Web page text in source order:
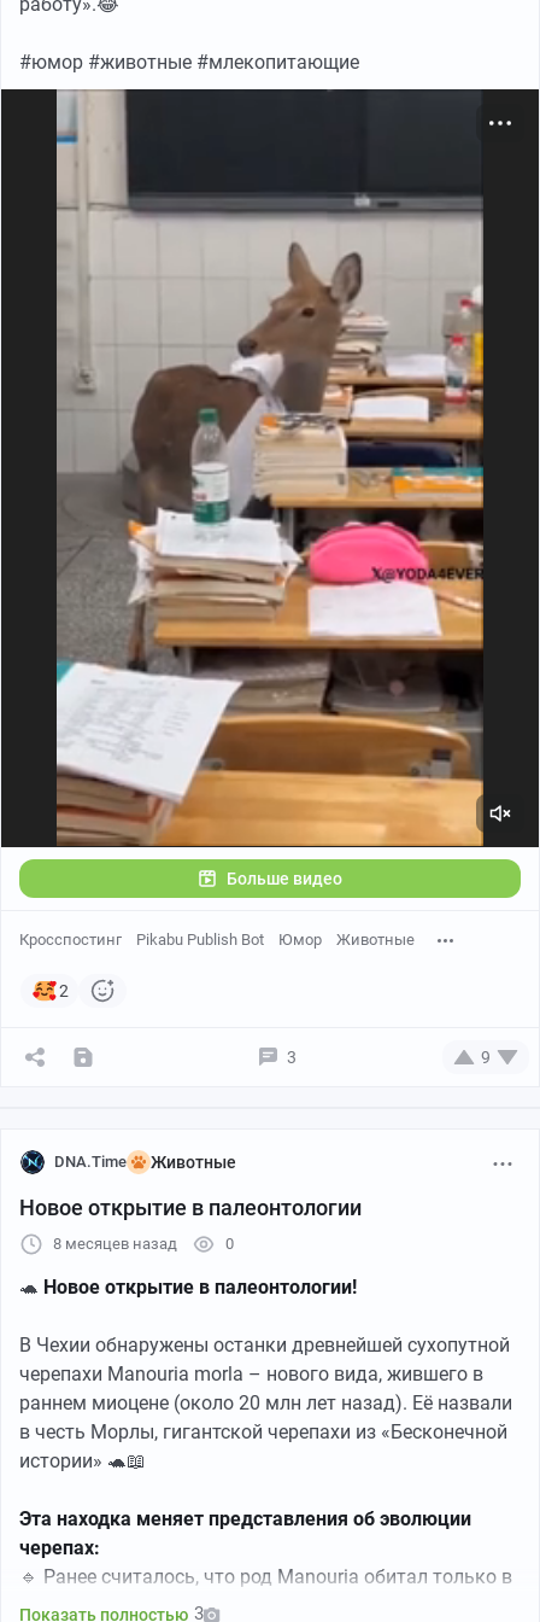
Раньше прародиной человечества считалась Африка,
жить в Азии.
Остается главный вопрос: где недостающие звенья
эволюции? Возможно, ответы уже лежат в музеях – их
только предстоит распознать.
➖
Статья опубликована в журнале Science. DOI:
#новости #животные #млекопитающие #человек
работу».😂
#юмор #животные #млекопитающие
Больше видео
Кросспостинг Pikabu Publish Bot Юмор Животные
2
3 9
DNA.Time Животные
Новое открытие в палеонтологии
8 месяцев назад 0
🐢 Новое открытие в палеонтологии!
В Чехии обнаружены останки древнейшей сухопутной
черепахи Manouria morla – нового вида, жившего в
раннем миоцене (около 20 млн лет назад). Её назвали
в честь Морлы, гигантской черепахи из «Бесконечной
истории» 🐢📖
Эта находка меняет представления об эволюции
черепах:
🔹 Ранее считалось, что род Manouria обитал только в
Юго-Восточной Азии.
Показать полностью 3